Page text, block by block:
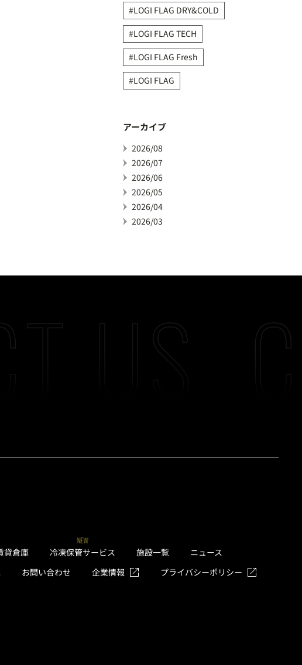
LOGI FLAG DRY&COLD
LOGI FLAG TECH
LOGI FLAG Fresh
LOGI FLAG
アーカイブ
2026/08
2026/07
2026/06
2026/05
2026/04
2026/03
US
貸倉庫
NEW
冷凍保管サービス 施設一覧
ニュース
お問い合わせ 企業情報 プライバシーポリシー